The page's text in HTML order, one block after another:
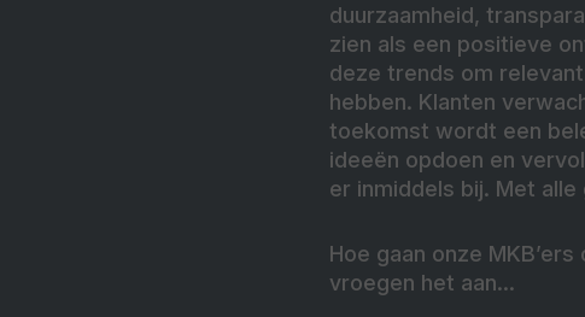
duurzaamheid,
zien als een positieve
deze trends om
hebben. Klanten
toekomst wordt een
ideeën opdoen en
er inmiddels bij. Met alle
Hoe gaan onze
vroegen het aan…